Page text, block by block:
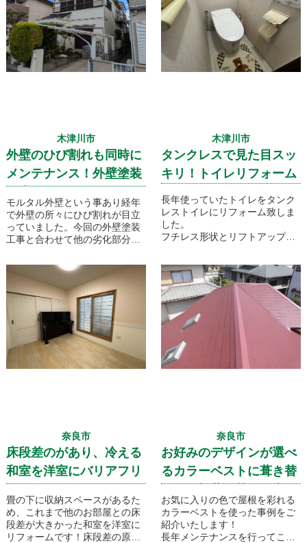
木津川市
外壁のひび割れも同時に
メンテナンス！外壁塗装
モルタル外壁という事あり経年
で外壁の所々にひび割れが目立
っていました。今回の外壁塗装
工事と合わせて他の劣化部分も
きます！
木津川市
タンクレスで見た目スッ
キリ！トイレリフォーム
長年使っていたトイレをタンク
レストイレにリフォーム致しま
した。
フチレス形状とリフトアップに
で、快適かつ機能性を重視した
トイレ空間になりました。
奈良市
床段差のがあり、冷える
和室を洋室にバリアフリ
畳の下に収納スペースがあるた
め、これまで他のお部屋との床
段差が大きかった和室を洋室に
リフォームです！床段差の原因
奈良市
お好みのデザインが選べ
るカラーベストに葺き替
お気に入りの色で屋根を彩れる
カラーベストを使った事例をご
紹介いたします！
長年メンテナンスを行ってこな